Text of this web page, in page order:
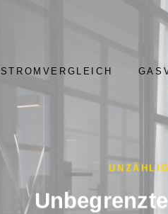
STROMVERGLEICH